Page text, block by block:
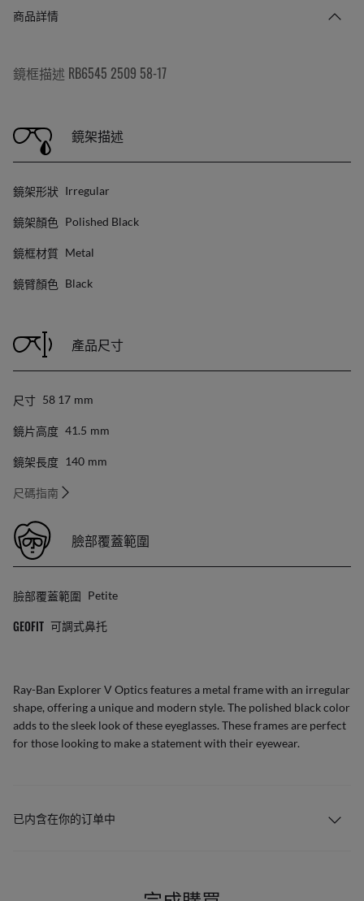
商品詳情
鏡框描述 RB6545 2509 58-17
鏡架描述
鏡架形狀 Irregular
鏡架顏色 Polished Black
鏡框材質 Metal
鏡臂顏色 Black
產品尺寸
尺寸 58 17 Mm
鏡片高度 41.5 Mm
鏡架長度 140 Mm
尺碼指南
臉部覆蓋範圍
臉部覆蓋範圍 Petite
GEOFIT 可調式鼻托
Ray-Ban Explorer V Optics features a metal frame with an irregular
shape, offering a unique and modern style. The polished black color
adds to the sleek look of these eyeglasses. These frames are perfect
for those looking to make a statement with their eyewear.
已内含在你的订单中